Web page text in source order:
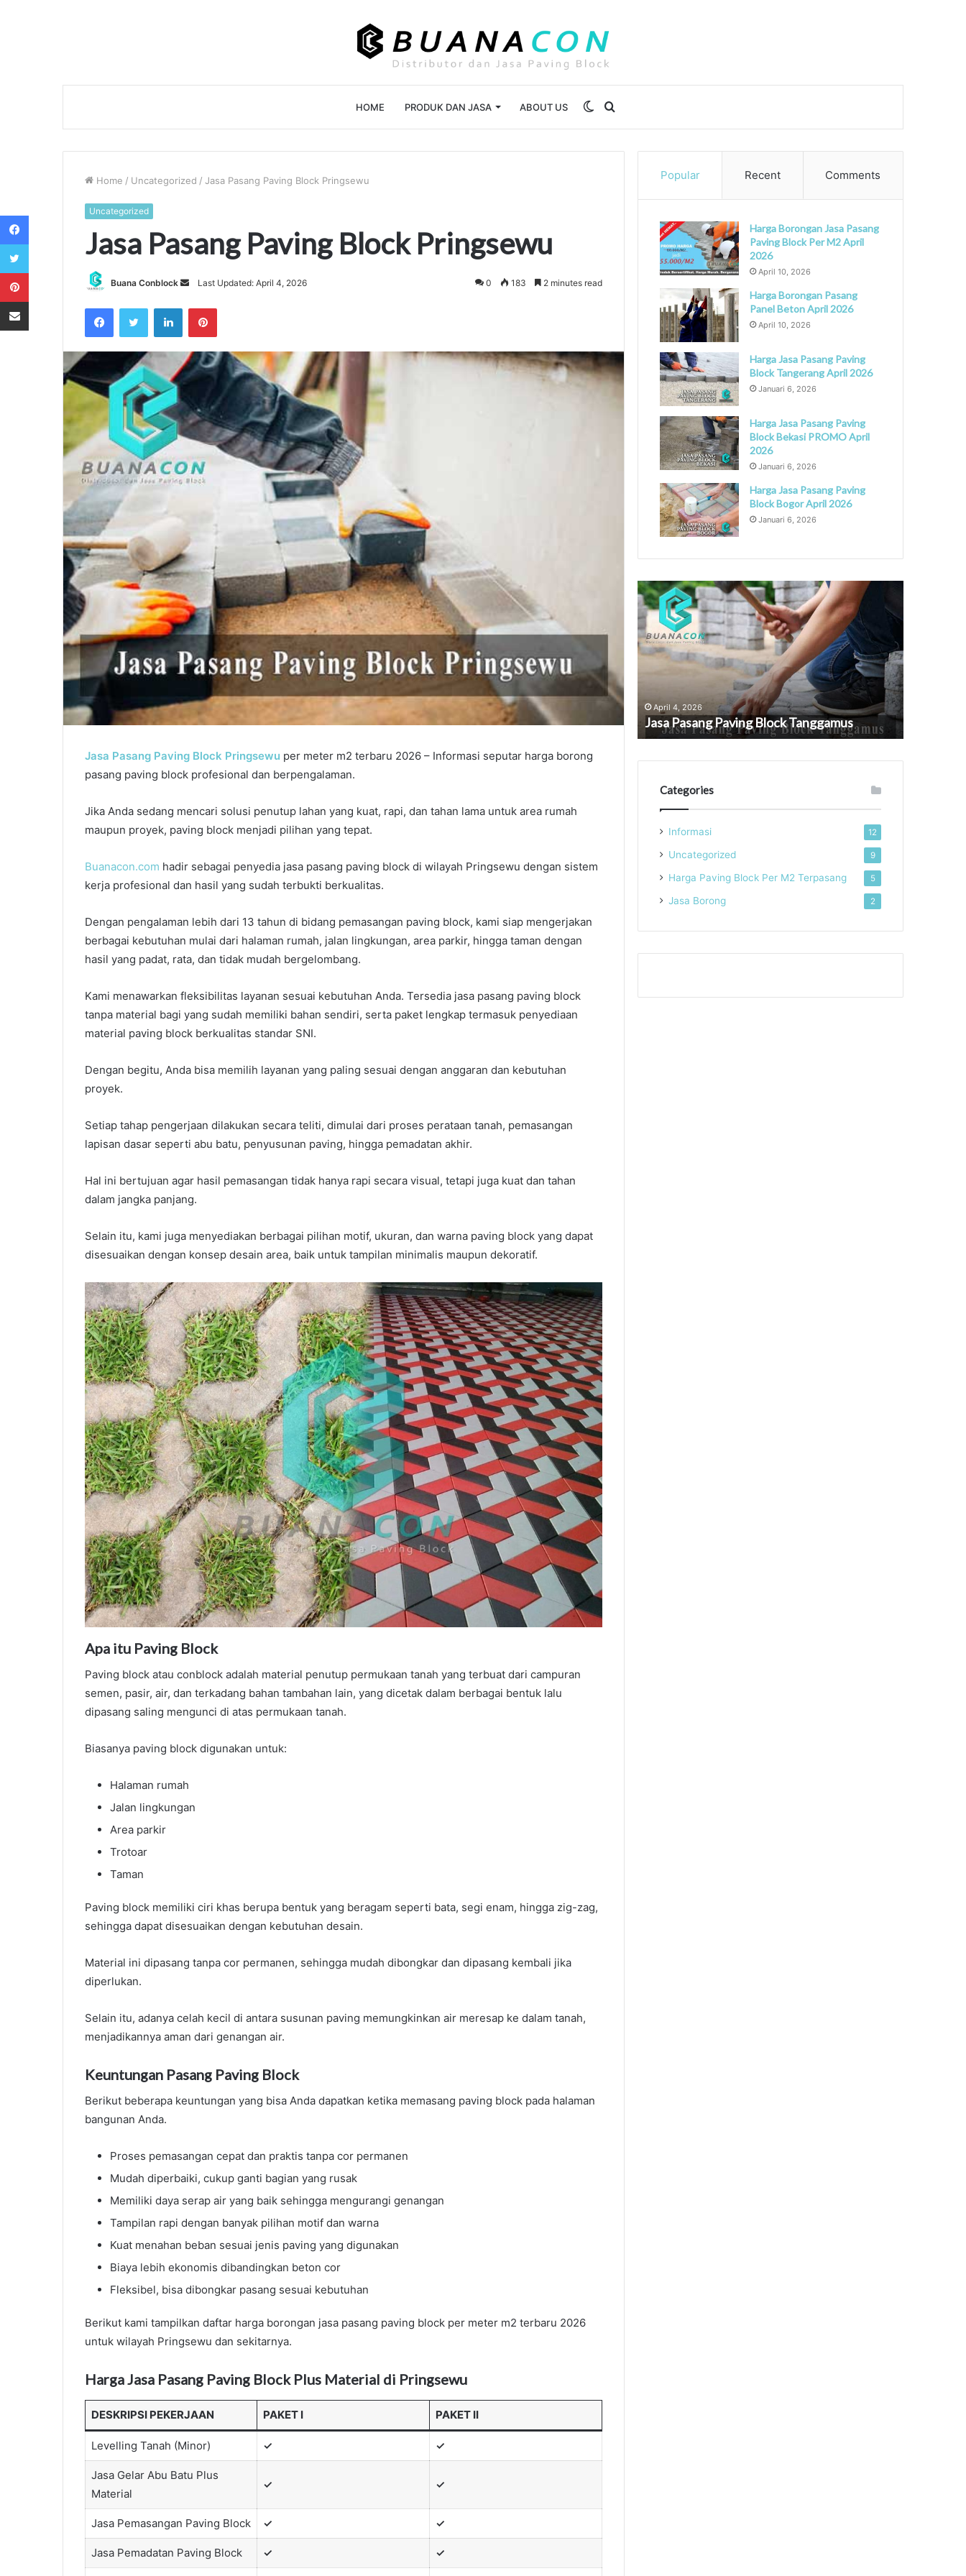
HOME PRODUK DAN JASA ABOUT US
for
Switch
skin
Home / Uncategorized / Jasa Pasang Paving Block Pringsewu
Uncategorized
Jasa Pasang Paving Block Pringsewu
Buana Conblock
Send
email
Last Updated: April 4, 2026 0 183 2 minutes read
FacebookTwitter LinkedInPinterest
Jasa Pasang Paving Block Pringsewu per meter m2 terbaru 2026 – Informasi seputar harga borong
pasang paving block profesional dan berpengalaman.
Jika Anda sedang mencari solusi penutup lahan yang kuat, rapi, dan tahan lama untuk area rumah
maupun proyek, paving block menjadi pilihan yang tepat.
Buanacon.com hadir sebagai penyedia jasa pasang paving block di wilayah Pringsewu dengan sistem
kerja profesional dan hasil yang sudah terbukti berkualitas.
Dengan pengalaman lebih dari 13 tahun di bidang pemasangan paving block, kami siap mengerjakan
berbagai kebutuhan mulai dari halaman rumah, jalan lingkungan, area parkir, hingga taman dengan
hasil yang padat, rata, dan tidak mudah bergelombang.
Kami menawarkan fleksibilitas layanan sesuai kebutuhan Anda. Tersedia jasa pasang paving block
tanpa material bagi yang sudah memiliki bahan sendiri, serta paket lengkap termasuk penyediaan
material paving block berkualitas standar SNI.
Dengan begitu, Anda bisa memilih layanan yang paling sesuai dengan anggaran dan kebutuhan
proyek.
Setiap tahap pengerjaan dilakukan secara teliti, dimulai dari proses perataan tanah, pemasangan
lapisan dasar seperti abu batu, penyusunan paving, hingga pemadatan akhir.
Hal ini bertujuan agar hasil pemasangan tidak hanya rapi secara visual, tetapi juga kuat dan tahan
dalam jangka panjang.
Selain itu, kami juga menyediakan berbagai pilihan motif, ukuran, dan warna paving block yang dapat
disesuaikan dengan konsep desain area, baik untuk tampilan minimalis maupun dekoratif.
Apa itu Paving Block
Paving block atau conblock adalah material penutup permukaan tanah yang terbuat dari campuran
semen, pasir, air, dan terkadang bahan tambahan lain, yang dicetak dalam berbagai bentuk lalu
dipasang saling mengunci di atas permukaan tanah.
Biasanya paving block digunakan untuk:
Halaman rumah
Jalan lingkungan
Area parkir
Trotoar
Taman
Paving block memiliki ciri khas berupa bentuk yang beragam seperti bata, segi enam, hingga zig-zag,
sehingga dapat disesuaikan dengan kebutuhan desain.
Material ini dipasang tanpa cor permanen, sehingga mudah dibongkar dan dipasang kembali jika
diperlukan.
Selain itu, adanya celah kecil di antara susunan paving memungkinkan air meresap ke dalam tanah,
menjadikannya aman dari genangan air.
Keuntungan Pasang Paving Block
Berikut beberapa keuntungan yang bisa Anda dapatkan ketika memasang paving block pada halaman
bangunan Anda.
Proses pemasangan cepat dan praktis tanpa cor permanen
Mudah diperbaiki, cukup ganti bagian yang rusak
Memiliki daya serap air yang baik sehingga mengurangi genangan
Tampilan rapi dengan banyak pilihan motif dan warna
Kuat menahan beban sesuai jenis paving yang digunakan
Biaya lebih ekonomis dibandingkan beton cor
Fleksibel, bisa dibongkar pasang sesuai kebutuhan
Berikut kami tampilkan daftar harga borongan jasa pasang paving block per meter m2 terbaru 2026
untuk wilayah Pringsewu dan sekitarnya.
Harga Jasa Pasang Paving Block Plus Material di Pringsewu
DESKRIPSI PEKERJAAN PAKET I PAKET II
Levelling Tanah (Minor) ✓ ✓
Jasa Gelar Abu Batu Plus
Material
✓ ✓
Jasa Pemasangan Paving Block ✓ ✓
Jasa Pemadatan Paving Block ✓ ✓
Popular Recent Comments
Harga Borongan Jasa Pasang
Paving Block Per M2 April
2026
April 10, 2026
Harga Borongan Pasang
Panel Beton April 2026
April 10, 2026
Harga Jasa Pasang Paving
Block Tangerang April 2026
Januari 6, 2026
Harga Jasa Pasang Paving
Block Bekasi PROMO April
2026
Januari 6, 2026
Harga Jasa Pasang Paving
Block Bogor April 2026
Januari 6, 2026
Jasa
Pasang
Paving
Block
Kota
Metro
April 4, 2026
Jasa Pasang Paving Block Kota Metro
Harga
Borongan
Jasa
Pasang
Paving
Block
Per
2026
Harga Borongan Jasa Pasang Paving Block
Per M2 April 2026
Jasa
Pasang
Paving
Block
Tanggamus
April 4, 2026
Jasa Pasang Paving Block Tanggamus
Categories
Informasi 12
Uncategorized 9
Harga Paving Block Per M2 Terpasang 5
Jasa Borong 2
Facebook
Twitter
Pinterest
Share via Email